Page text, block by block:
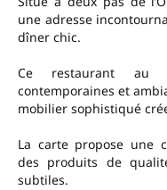
une adresse
dîner chic.
Ce restaurant au
contemporaines et
mobilier sophistiqué
La carte propose une
des produits de
subtiles.